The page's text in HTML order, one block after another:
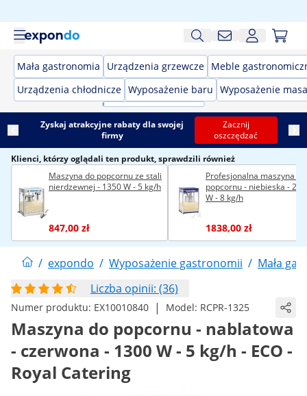
Mała gastronomia Urządzenia grzewcze Meble
Urządzenia chłodnicze Wyposażenie baru Wyposażenie
Zyskaj atrakcyjne rabaty dla swojej
firmy
Zacznij
oszczędzać
Klienci, którzy oglądali ten produkt, sprawdzili również
Maszyna do popcornu ze stali
nierdzewnej - 1350 W - 5 kg/h
847,00 zł
Profesjonalna maszyna do
popcornu - niebieska -
W - 8 kg/h
1838,00 zł
/ expondo / Wyposażenie gastronomii / Mała
Liczba opinii: (36)
Numer produktu: EX10010840 | Model: RCPR-1325
Maszyna do popcornu - nablatowa
- czerwona - 1300 W - 5 kg/h - ECO -
Royal Catering